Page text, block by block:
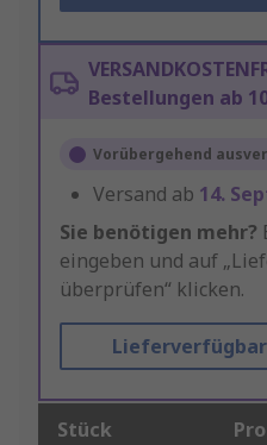
Bestellungen ab
Vorübergehend
Versand ab 14.
Sie benötigen mehr?
eingeben und auf
überprüfen“ klicken.
Stück